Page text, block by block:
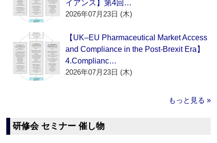
イアンス】第4回…
2026年07月23日 (木)
【UK–EU Pharmaceutical Market Access
and Compliance in the Post-Brexit Era】
4.Complianc…
2026年07月23日 (木)
もっと見る »
研修会 セミナー 催し物